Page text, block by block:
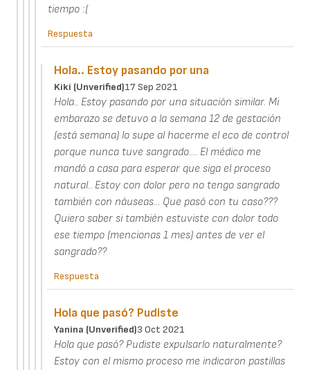
tiempo :(
Respuesta
Hola.. Estoy pasando por una
Kiki (unverified)17 Sep 2021
Hola.. Estoy pasando por una situación similar. Mi
embarazo se detuvo a la semana 12 de gestación
(está semana) lo supe al hacerme el eco de control
porque nunca tuve sangrado.... El médico me
mandó a casa para esperar que siga el proceso
natural.. Estoy con dolor pero no tengo sangrado
también con náuseas... Que pasó con tu caso???
Quiero saber si también estuviste con dolor todo
ese tiempo (mencionas 1 mes) antes de ver el
sangrado??
Respuesta
Hola que pasó? Pudiste
Yanina (unverified)3 Oct 2021
Hola que pasó? Pudiste expulsarlo naturalmente?
Estoy con el mismo proceso me indicaron pastillas